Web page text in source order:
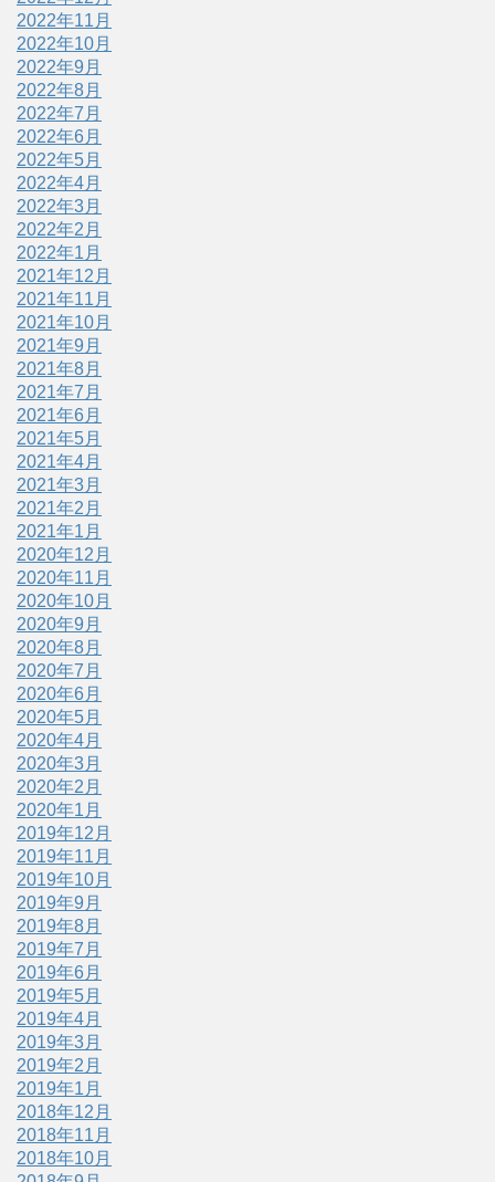
2022年11月
2022年10月
2022年9月
2022年8月
2022年7月
2022年6月
2022年5月
2022年4月
2022年3月
2022年2月
2022年1月
2021年12月
2021年11月
2021年10月
2021年9月
2021年8月
2021年7月
2021年6月
2021年5月
2021年4月
2021年3月
2021年2月
2021年1月
2020年12月
2020年11月
2020年10月
2020年9月
2020年8月
2020年7月
2020年6月
2020年5月
2020年4月
2020年3月
2020年2月
2020年1月
2019年12月
2019年11月
2019年10月
2019年9月
2019年8月
2019年7月
2019年6月
2019年5月
2019年4月
2019年3月
2019年2月
2019年1月
2018年12月
2018年11月
2018年10月